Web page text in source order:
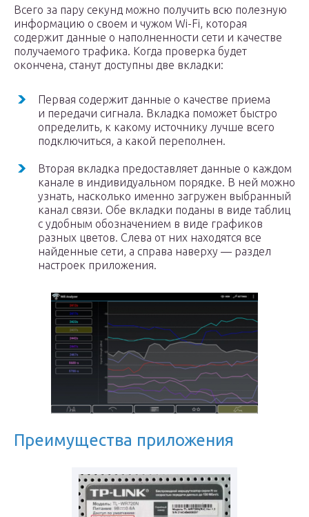
Всего за пару секунд можно получить всю полезную
информацию о своем и чужом Wi-Fi, которая
содержит данные о наполненности сети и качестве
получаемого трафика. Когда проверка будет
окончена, станут доступны две вкладки:
Первая содержит данные о качестве приема
и передачи сигнала. Вкладка поможет быстро
определить, к какому источнику лучше всего
подключиться, а какой переполнен.
Вторая вкладка предоставляет данные о каждом
канале в индивидуальном порядке. В ней можно
узнать, насколько именно загружен выбранный
канал связи. Обе вкладки поданы в виде таблиц
с удобным обозначением в виде графиков
разных цветов. Слева от них находятся все
найденные сети, а справа наверху — раздел
настроек приложения.
Преимущества приложения